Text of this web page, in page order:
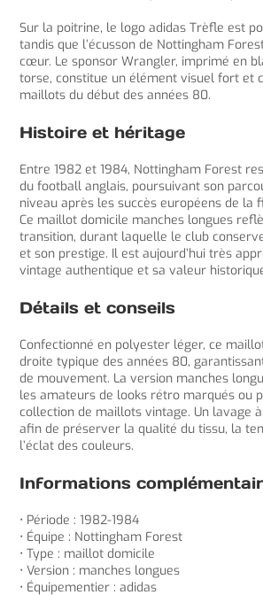
Sur la poitrine, le logo adidas Trèfle est
tandis que l’écusson de Nottingham
cœur. Le sponsor Wrangler, imprimé en
torse, constitue un élément visuel fort et
maillots du début des années 80.
Histoire et héritage
Entre 1982 et 1984, Nottingham Forest
du football anglais, poursuivant son
niveau après les succès européens de la
Ce maillot domicile manches longues
transition, durant laquelle le club
et son prestige. Il est aujourd’hui très
vintage authentique et sa valeur
Détails et conseils
Confectionné en polyester léger, ce
droite typique des années 80,
de mouvement. La version manches
les amateurs de looks rétro marqués ou
collection de maillots vintage. Un lavage
afin de préserver la qualité du tissu, la
l’éclat des couleurs.
Informations
• Période : 1982-1984
• Équipe : Nottingham Forest
• Type : maillot domicile
• Version : manches longues
• Équipementier : adidas